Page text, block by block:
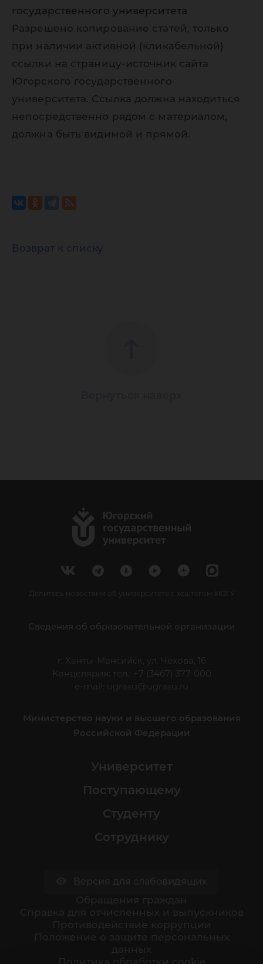
государственного университета
Разрешено копирование статей, только
при наличии активной (кликабельной)
ссылки на страницу-источник сайта
Югорского государственного
университета. Ссылка должна находиться
непосредственно рядом с материалом,
должна быть видимой и прямой.
Возврат к списку
Делитесь новостями об университете с хештегом #ЮГУ
Сведения об образовательной организации
г. Ханты-Мансийск, ул. Чехова, 16
Канцелярия: тел.: +7 (3467) 377-000
e-mail:
ugrasu@ugrasu.ru
Министерство науки и высшего образования
Российской Федерации
Университет
Поступающему
Студенту
Сотруднику